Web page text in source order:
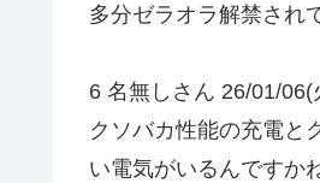
多分ゼラオラ解禁され
6 名無しさん 26/01/06(
クソバカ性能の充電と
い電気がいるんですか